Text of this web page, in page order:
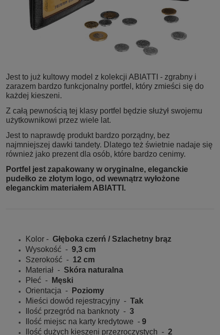
Jest to już kultowy model z kolekcji ABIATTI - zgrabny i
zarazem bardzo funkcjonalny portfel, który zmieści się do
każdej kieszeni.
Z całą pewnością tej klasy portfel będzie służył swojemu
użytkownikowi przez wiele lat.
Jest to naprawdę produkt bardzo porządny, bez
najmniejszej dawki tandety. Dlatego też świetnie nadaje się
również jako prezent dla osób, które bardzo cenimy.
Portfel jest zapakowany w oryginalne, eleganckie
pudełko ze złotym logo, od wewnątrz wyłożone
eleganckim materiałem ABIATTI.
Kolor - Głęboka czerń / Szlachetny brąz
Wysokość - 9,3 cm
Szerokość - 12 cm
Materiał - Skóra naturalna
Płeć -
Męski
Orientacja -
Poziomy
Mieści dowód rejestracyjny - Tak
Ilość przegród na banknoty - 3
Ilość miejsc na karty kredytowe - 9
Ilość dużych kieszeni przezroczystych - 2